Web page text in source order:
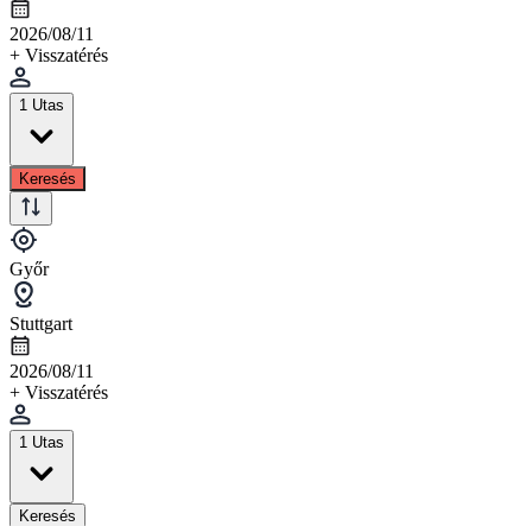
2026/08/11
+ Visszatérés
1 Utas
Keresés
Győr
Stuttgart
2026/08/11
+ Visszatérés
1 Utas
Keresés